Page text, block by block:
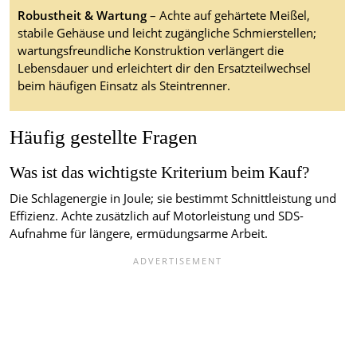
Robustheit & Wartung– Achte auf gehärtete Meißel,
stabile Gehäuse und leicht zugängliche Schmierstellen;
wartungsfreundliche Konstruktion verlängert die
Lebensdauer und erleichtert dir den Ersatzteilwechsel
beim häufigen Einsatz als Steintrenner.
Häufig gestellte Fragen
Was ist das wichtigste Kriterium beim Kauf?
Die Schlagenergie in Joule; sie bestimmt Schnittleistung und
Effizienz. Achte zusätzlich auf Motorleistung und SDS-
Aufnahme für längere, ermüdungsarme Arbeit.